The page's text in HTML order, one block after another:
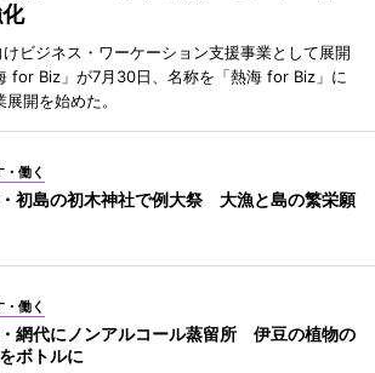
ビジネス・ワーケーション支援事業として展開
for Biz」が7月30日、名称を「熱海 for Biz」に
開を始めた。
働く
初島の初木神社で例大祭 大漁と島の繁栄願
働く
網代にノンアルコール蒸留所 伊豆の植物の
ボトルに